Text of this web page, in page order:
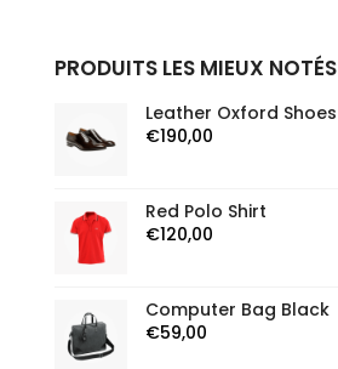
PRODUITS LES MIEUX NOTÉS
Leather Oxford Shoes
€190,00
Red Polo Shirt
€120,00
Computer Bag Black
€59,00